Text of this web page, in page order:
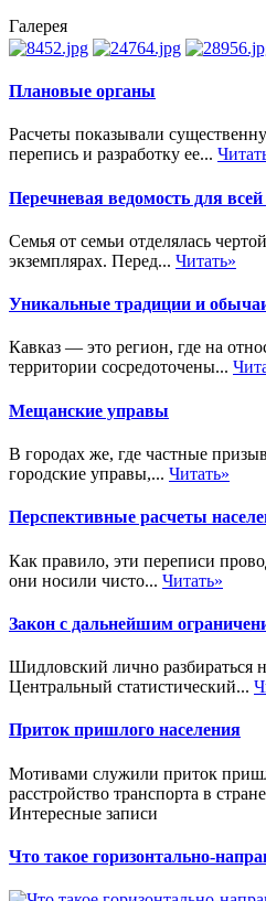
Галерея
Плановые органы
Расчеты показывали
перепись и разработку ее...
Перечневая ведомость для
Семья от семьи отделялась
экземплярах. Перед... Читать»
Уникальные традиции и
Кавказ — это регион, где на
территории сосредоточены...
Мещанские управы
В городах же, где частные
городские управы,... Читать»
Перспективные расчеты
Как правило, эти переписи
они носили чисто... Читать»
Закон с дальнейшим
Шидловский лично разбираться
Центральный статистический...
Приток пришлого населения
Мотивами служили приток
расстройство транспорта в
Интересные записи
Что такое горизонтально-